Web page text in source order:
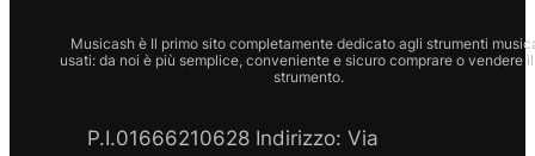
Musicash è Il primo sito completamente dedicato agli strumenti
usati: da noi è più semplice, conveniente e sicuro comprare o vendere
strumento.
P.I.01666210628 Indirizzo: Via